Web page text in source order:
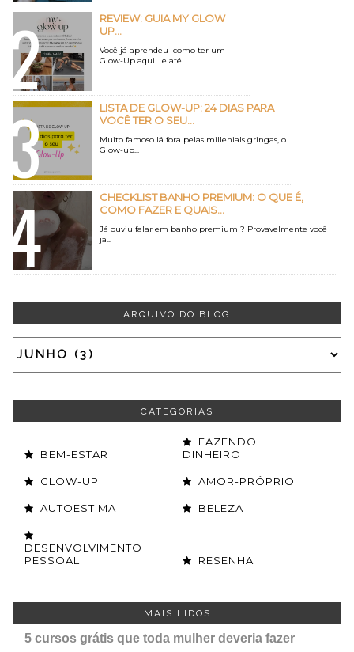
REVIEW: GUIA MY GLOW
UP...
Você já aprendeu como ter um
Glow-Up aqui e até...
LISTA DE GLOW-UP: 24 DIAS PARA
VOCÊ TER O SEU...
Muito famoso lá fora pelas millenials gringas, o
Glow-up...
CHECKLIST BANHO PREMIUM: O QUE É,
COMO FAZER E QUAIS...
Já ouviu falar em banho premium ? Provavelmente você
já...
ARQUIVO DO BLOG
CATEGORIAS
BEM-ESTAR
FAZENDO
DINHEIRO
GLOW-UP AMOR-PRÓPRIO
AUTOESTIMA BELEZA
DESENVOLVIMENTO
PESSOAL
RESENHA
MAIS LIDOS
5 cursos grátis que toda mulher deveria fazer